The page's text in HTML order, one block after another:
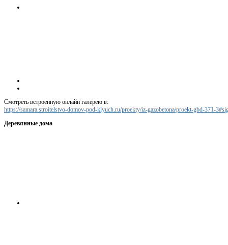
Смотреть встроенную онлайн галерею в:
https://samara.stroitelstvo-domov-pod-klyuch.ru/proekty/iz-gazobetona/proekt-gbd-371-
Деревянные дома